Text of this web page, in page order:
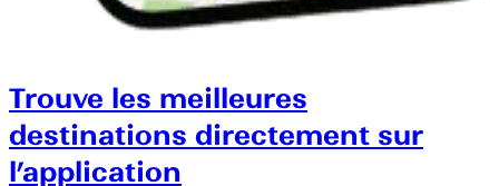
Trouve les meilleures
destinations directement sur
l’application